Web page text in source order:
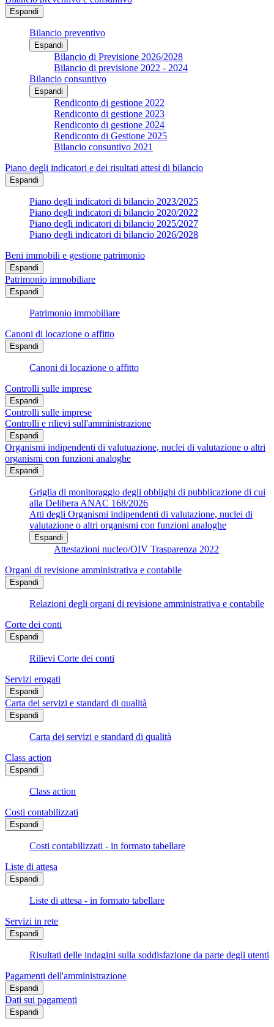
Espandi
Bilancio preventivo
Espandi
Bilancio di Previsione 2026/2028
Bilancio di previsione 2022 - 2024
Bilancio consuntivo
Espandi
Rendiconto di gestione 2022
Rendiconto di gestione 2023
Rendiconto di gestione 2024
Rendiconto di Gestione 2025
Bilancio consuntivo 2021
Piano degli indicatori e dei risultati attesi di bilancio
Espandi
Piano degli indicatori di bilancio 2023/2025
Piano degli indicatori di bilancio 2020/2022
Piano degli indicatori di bilancio 2025/2027
Piano degli indicatori di bilancio 2026/2028
Beni immobili e gestione patrimonio
Espandi
Patrimonio immobiliare
Espandi
Patrimonio immobiliare
Canoni di locazione o affitto
Espandi
Canoni di locazione o affitto
Controlli sulle imprese
Espandi
Controlli sulle imprese
Controlli e rilievi sull'amministrazione
Espandi
Organismi indipendenti di valutuazione, nuclei di valutazione o altri
organismi con funzioni analoghe
Espandi
Griglia di monitoraggio degli obblighi di pubblicazione di cui
alla Delibera ANAC 168/2026
Atti degli Organismi indipendenti di valutazione, nuclei di
valutazione o altri organismi con funzioni analoghe
Espandi
Attestazioni nucleo/OIV Trasparenza 2022
Organi di revisione amministrativa e contabile
Espandi
Relazioni degli organi di revisione amministrativa e contabile
Corte dei conti
Espandi
Rilievi Corte dei conti
Servizi erogati
Espandi
Carta dei servizi e standard di qualità
Espandi
Carta dei servizi e standard di qualità
Class action
Espandi
Class action
Costi contabilizzati
Espandi
Costi contabilizzati - in formato tabellare
Liste di attesa
Espandi
Liste di attesa - in formato tabellare
Servizi in rete
Espandi
Risultati delle indagini sulla soddisfazione da parte degli utenti
Pagamenti dell'amministrazione
Espandi
Dati sui pagamenti
Espandi